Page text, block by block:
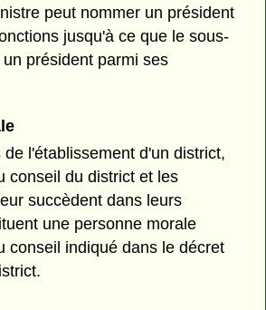
peut nommer un président
jusqu'à ce que le sous-
président parmi ses
de l'établissement d'un district,
conseil du district et les
succèdent dans leurs
une personne morale
conseil indiqué dans le décret